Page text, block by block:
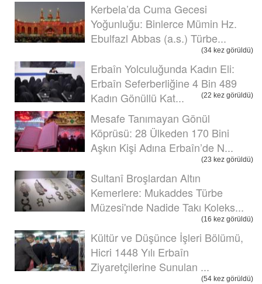
Kerbela’da Cuma Gecesi
Yoğunluğu: Binlerce Mümin Hz.
Ebulfazl Abbas (a.s.) Türbe...
(34 kez görüldü)
Erbaîn Yolculuğunda Kadın Eli:
Erbaîn Seferberliğine 4 Bin 489
Kadın Gönüllü Kat...
(22 kez görüldü)
Mesafe Tanımayan Gönül
Köprüsü: 28 Ülkeden 170 Bini
Aşkın Kişi Adına Erbaîn’de N...
(23 kez görüldü)
Sultanî Broşlardan Altın
Kemerlere: Mukaddes Türbe
Müzesi'nde Nadide Takı Koleks...
(16 kez görüldü)
Kültür ve Düşünce İşleri Bölümü,
Hicri 1448 Yılı Erbaîn
Ziyaretçilerine Sunulan ...
(54 kez görüldü)